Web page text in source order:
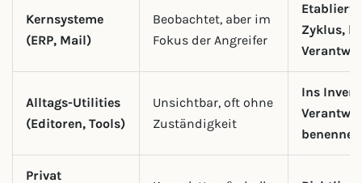
Kernsysteme
(ERP, Mail)
Beobachtet, aber im
Fokus der Angreifer
Zyklus,
Alltags-Utilities
(Editoren, Tools)
Unsichtbar, oft ohne
Zuständigkeit
Ins
benennen
Privat